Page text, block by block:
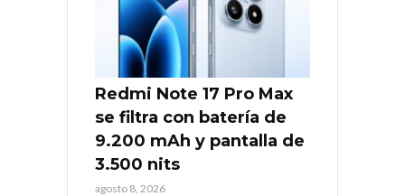
Redmi Note 17 Pro Max
se filtra con batería de
9.200 mAh y pantalla de
3.500 nits
agosto 8, 2026